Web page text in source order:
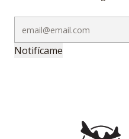
Notifícame